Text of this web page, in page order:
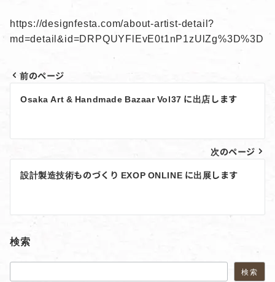
https://designfesta.com/about-artist-detail?
md=detail&id=DRPQUYFlEvE0t1nP1zUlZg%3D%3D
投
ナ
ビ
ゲ
シ
ョ
ン
前のページ
Osaka Art & Handmade Bazaar Vol37 に出店します
次のページ
設計製造技術ものづくり EXOP ONLINE に出展します
検索
検索